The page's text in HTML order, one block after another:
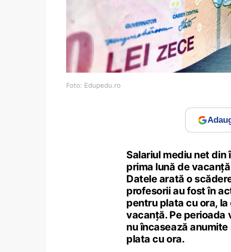
Foto: Edupedu.ro
Salariul mediu net din
prima lună de
Datele arată o
profesorii au fost în
pentru plata cu ora,
vacanță. Pe perioada
nu încasează
plata cu ora.